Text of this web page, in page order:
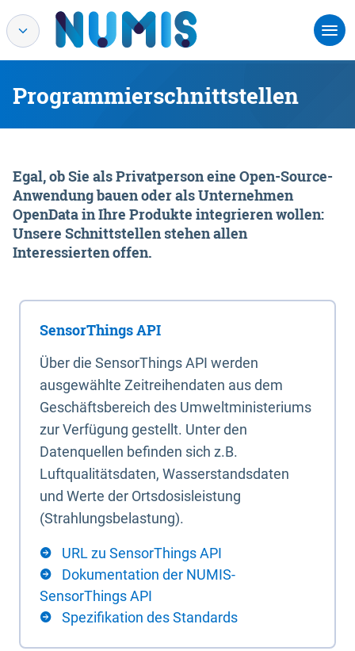
Programmierschnittstellen
Egal, ob Sie als Privatperson eine Open-Source-
Anwendung bauen oder als Unternehmen
OpenData in Ihre Produkte integrieren wollen:
Unsere Schnittstellen stehen allen
Interessierten offen.
SensorThings API
Über die SensorThings API werden
ausgewählte Zeitreihendaten aus dem
Geschäftsbereich des Umweltministeriums
zur Verfügung gestellt. Unter den
Datenquellen befinden sich z.B.
Luftqualitätsdaten, Wasserstandsdaten
und Werte der Ortsdosisleistung
(Strahlungsbelastung).
URL zu SensorThings API
Dokumentation der NUMIS-
SensorThings API
Spezifikation des Standards